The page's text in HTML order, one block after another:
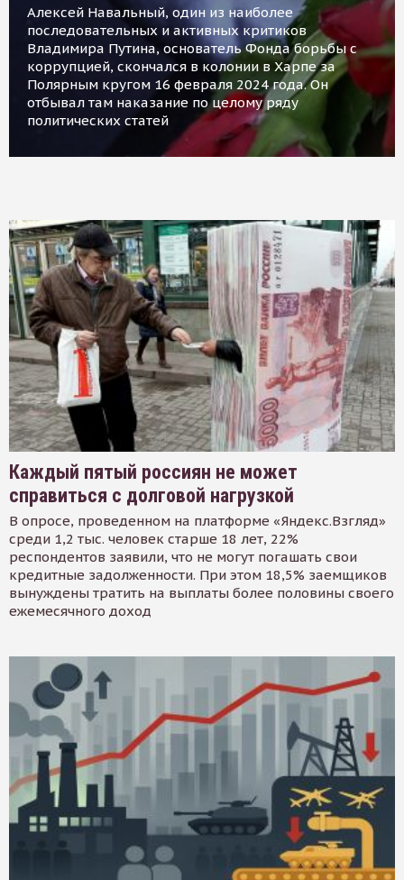
Алексей Навальный, один из наиболее
последовательных и активных критиков
Владимира Путина, основатель Фонда борьбы с
коррупцией, скончался в колонии в Харпе за
Полярным кругом 16 февраля 2024 года. Он
отбывал там наказание по целому ряду
политических статей
Каждый пятый россиян не может
справиться с долговой нагрузкой
В опросе, проведенном на платформе «Яндекс.Взгляд»
среди 1,2 тыс. человек старше 18 лет, 22%
респондентов заявили, что не могут погашать свои
кредитные задолженности. При этом 18,5% заемщиков
вынуждены тратить на выплаты более половины своего
ежемесячного доход